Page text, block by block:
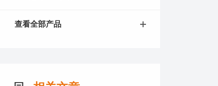
查看全部产品